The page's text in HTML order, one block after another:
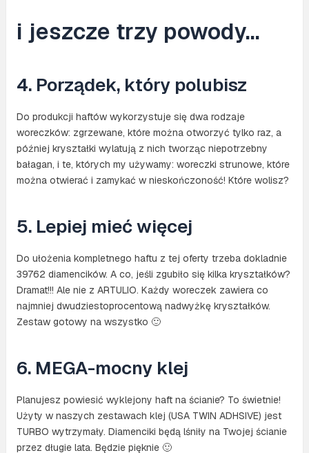
i jeszcze trzy powody…
4. Porządek, który polubisz
Do produkcji haftów wykorzystuje się dwa rodzaje
woreczków: zgrzewane, które można otworzyć tylko raz, a
później kryształki wylatują z nich tworząc niepotrzebny
bałagan, i te, których my używamy: woreczki strunowe, które
można otwierać i zamykać w nieskończoność! Które wolisz?
5. Lepiej mieć więcej
Do ułożenia kompletnego haftu z tej oferty trzeba dokladnie
39762 diamencików. A co, jeśli zgubiło się kilka kryształków?
Dramat!!! Ale nie z ARTULIO. Każdy woreczek zawiera co
najmniej dwudziestoprocentową nadwyżkę kryształków.
Zestaw gotowy na wszystko 🙂
6. MEGA-mocny klej
Planujesz powiesić wyklejony haft na ścianie? To świetnie!
Użyty w naszych zestawach klej (USA TWIN ADHSIVE) jest
TURBO wytrzymały. Diamenciki będą lśniły na Twojej ścianie
przez długie lata. Będzie pięknie 🙂